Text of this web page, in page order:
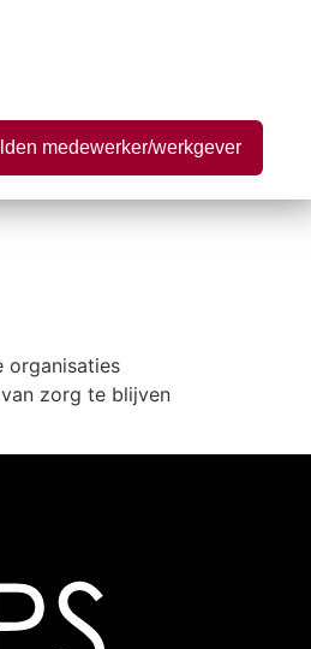
medewerker/werkgever
organisaties
zorg te blijven